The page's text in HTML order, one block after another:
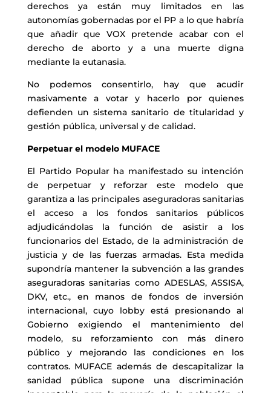
derechos ya están muy limitados en las
autonomías gobernadas por el PP a lo que habría
que añadir que VOX pretende acabar con el
derecho de aborto y a una muerte digna
mediante la eutanasia.
No podemos consentirlo, hay que acudir
masivamente a votar y hacerlo por quienes
defienden un sistema sanitario de titularidad y
gestión pública, universal y de calidad.
Perpetuar el modelo MUFACE
El Partido Popular ha manifestado su intención
de perpetuar y reforzar este modelo que
garantiza a las principales aseguradoras sanitarias
el acceso a los fondos sanitarios públicos
adjudicándolas la función de asistir a los
funcionarios del Estado, de la administración de
justicia y de las fuerzas armadas. Esta medida
supondría mantener la subvención a las grandes
aseguradoras sanitarias como ADESLAS, ASSISA,
DKV, etc., en manos de fondos de inversión
internacional, cuyo lobby está presionando al
Gobierno exigiendo el mantenimiento del
modelo, su reforzamiento con más dinero
público y mejorando las condiciones en los
contratos. MUFACE además de descapitalizar la
sanidad pública supone una discriminación